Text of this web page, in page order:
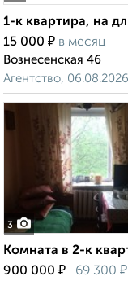
1-к квартира, на
15 000 ₽ в месяц
Вознесенская 46
Агентство, 06.08.2026
3
Комната в 2-к
900 000 ₽ 69 300 ₽